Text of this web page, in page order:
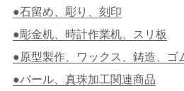
●石留め、彫り、刻印
●彫金机、時計作業机、スリ板
●原型製作、ワックス、鋳造、ゴ
●パール、真珠加工関連商品